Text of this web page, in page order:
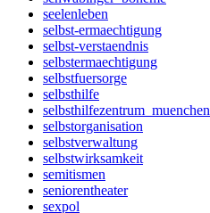
seelenleben
selbst-ermaechtigung
selbst-verstaendnis
selbstermaechtigung
selbstfuersorge
selbsthilfe
selbsthilfezentrum_muenchen
selbstorganisation
selbstverwaltung
selbstwirksamkeit
semitismen
seniorentheater
sexpol